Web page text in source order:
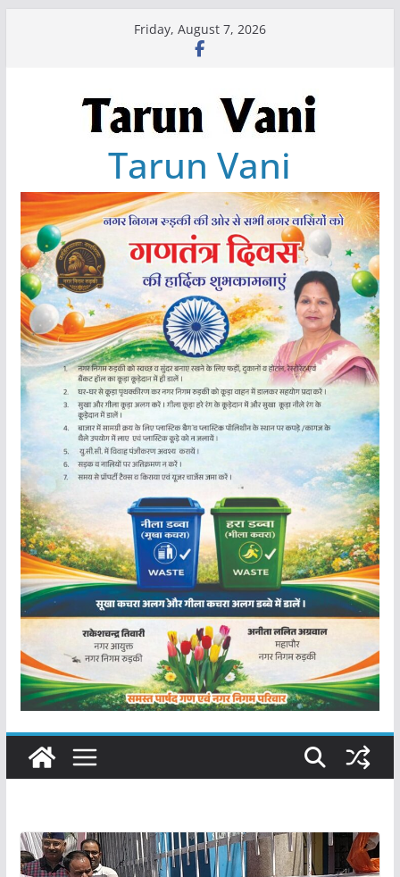
Friday, August 7, 2026
Tarun Vani